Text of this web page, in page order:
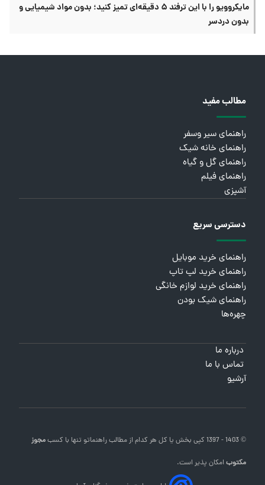
مایکروویو را با این ترفند ۵ دقیقه‌ای تمیز کنید؛ بدون مواد شیمیایی و
بدون دردسر
مطالب مفید
راهنمای سیر وسفر
راهنمای خانه شیک
راهنمای گل و گیاه
راهنمای فیلم
آشپزی
دسترسی سریع
راهنمای خرید موبایل
راهنمای خرید لپ تاپ
راهنمای خرید لوازم خانگی
راهنمای شیک بودن
چهره‌ها
درباره ما
تماس با ما
آرشیو
© 1403 - 1397 کپی بخش یا کل هر کدام از مطالب راهنماتو تنها با کسبمجوز
مکتوبامکان پذیر است.